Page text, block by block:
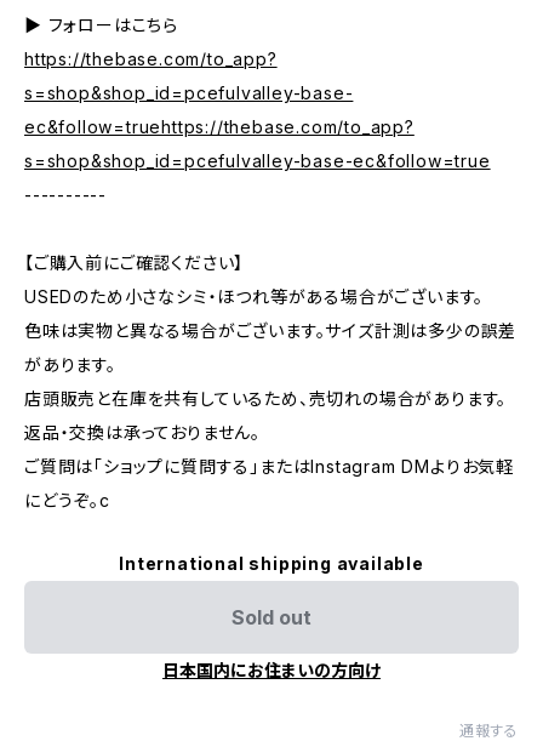
▶︎ フォローはこちら
https://thebase.com/to_app?
s=shop&shop_id=pcefulvalley-base-
ec&follow=truehttps://thebase.com/to_app?
s=shop&shop_id=pcefulvalley-base-ec&follow=true
----------
【ご購入前にご確認ください】
USEDのため小さなシミ・ほつれ等がある場合がございます。
色味は実物と異なる場合がございます。サイズ計測は多少の誤差
があります。
店頭販売と在庫を共有しているため、売切れの場合があります。
返品・交換は承っておりません。
ご質問は「ショップに質問する」またはInstagram DMよりお気軽
にどうぞ。c
International shipping available
Sold out
日本国内にお住まいの方向け
通報する